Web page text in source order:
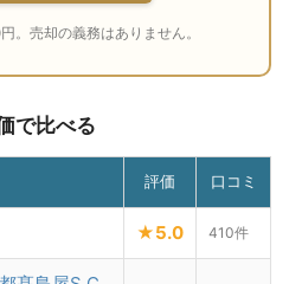
。売却の義務はありません。
で比べる
評価 口コミ
★5.0 410件